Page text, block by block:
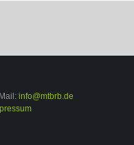
info@mtbrb.de